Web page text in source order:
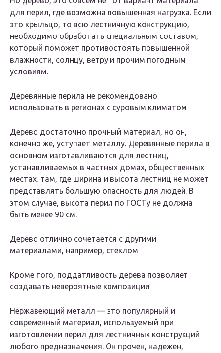
для перил, где возможна повышенная нагрузка. Если
это крыльцо, то всю лестничную конструкцию,
необходимо обработать специальным составом,
который поможет противостоять повышенной
влажности, солнцу, ветру и прочим погодным
условиям.
Деревянные перила не рекомендовано
использовать в регионах с суровым климатом
Дерево достаточно прочный материал, но он,
конечно же, уступает металлу. Деревянные перила в
основном изготавливаются для лестниц,
устанавливаемых в частных домах, общественных
местах, там, где ширина и высота лестниц не может
представлять большую опасность для людей. В
этом случае, высота перил по ГОСТу не должна
быть менее 90 см.
Дерево отлично сочетается с другими
материалами, например, стеклом
Кроме того, поддатливость дерева позволяет
создавать невероятные композиции
Нержавеющий металл — это популярный и
современный материал, используемый при
изготовлении перил для лестничных конструкций
любого предназначения. Он прочен, надежен,